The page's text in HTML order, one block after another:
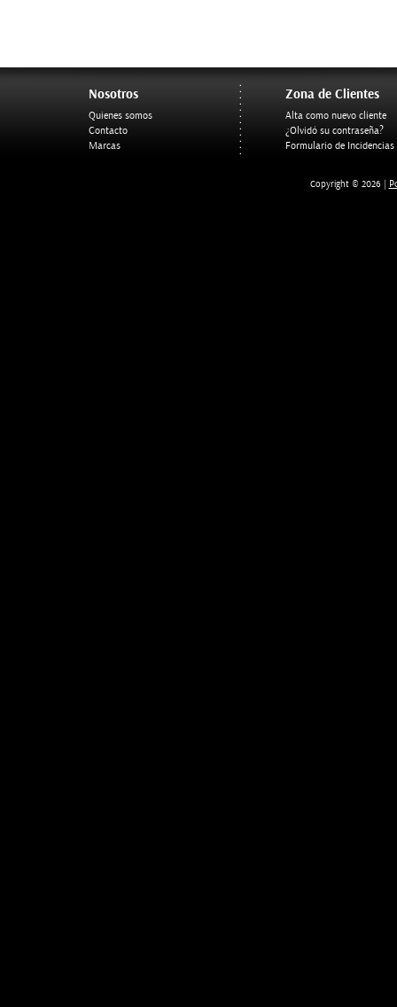
Nosotros
Quienes somos
Contacto
Marcas
Zona de Clientes
Alta como nuevo cliente
¿Olvidó su contraseña?
Formulario de Incidencias
Copyright © 2026 |